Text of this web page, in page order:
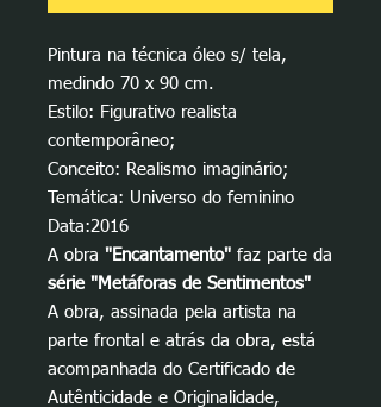
Pintura na técnica óleo s/ tela,
medindo 70 x 90 cm.
Estilo: Figurativo realista
contemporâneo;
Conceito: Realismo imaginário;
Temática: Universo do feminino
Data:2016
A obra "Encantamento" faz parte da
série "Metáforas de Sentimentos"
A obra, assinada pela artista na
parte frontal e atrás da obra, está
acompanhada do Certificado de
Autênticidade e Originalidade,